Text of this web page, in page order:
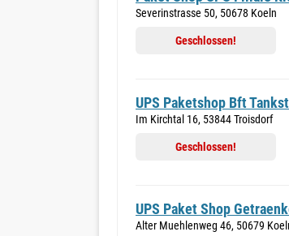
Severinstrasse 50, 50678 Koeln
Geschlossen!
UPS Paketshop Bft
Im Kirchtal 16, 53844 Troisdorf
Geschlossen!
UPS Paket Shop
Alter Muehlenweg 46, 50679